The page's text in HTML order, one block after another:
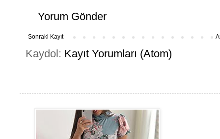
Yorum Gönder
Sonraki Kayıt
Kaydol: Kayıt Yorumları (Atom)